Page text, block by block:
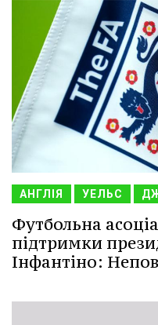
АНГЛІЯ УЕЛЬС
Футбольна
підтримки
Інфантіно: